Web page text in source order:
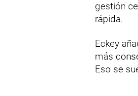
gestión
rápida.
Eckey
más
Eso se